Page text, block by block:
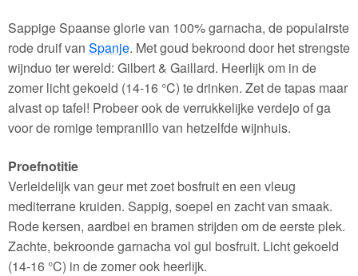
Sappige Spaanse glorie van 100% garnacha, de populairste
rode druif van Spanje. Met goud bekroond door het strengste
wijnduo ter wereld: Gilbert & Gaillard. Heerlijk om in de
zomer licht gekoeld (14-16 °C) te drinken. Zet de tapas maar
alvast op tafel! Probeer ook de verrukkelijke verdejo of ga
voor de romige tempranillo van hetzelfde wijnhuis.
Proefnotitie
Verleidelijk van geur met zoet bosfruit en een vleug
mediterrane kruiden. Sappig, soepel en zacht van smaak.
Rode kersen, aardbei en bramen strijden om de eerste plek.
Zachte, bekroonde garnacha vol gul bosfruit. Licht gekoeld
(14-16 °C) in de zomer ook heerlijk.